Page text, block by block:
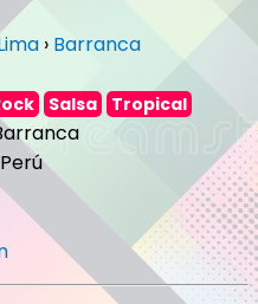
› Barranca
Salsa Tropical